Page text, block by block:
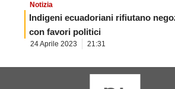
Notizia
Indigeni ecuadoriani rifiutano
con favori politici
24 Aprile 2023 21:31